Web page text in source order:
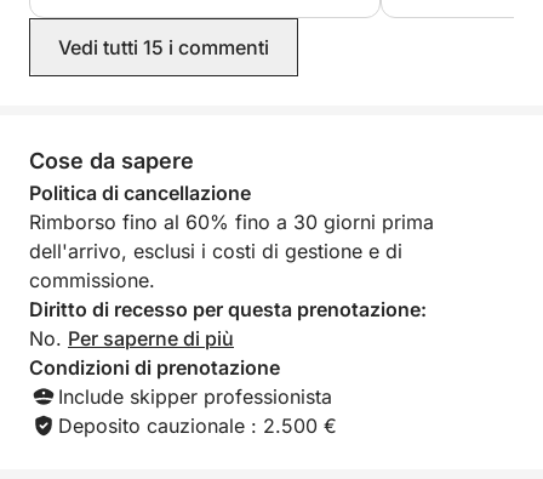
divertiti moltissimo! Mateo ed Enrico
sono stati bravissimi con i bambini. Tre
Vedi tutti 15 i commenti
Cose da sapere
Politica di cancellazione
Rimborso fino al 60% fino a 30 giorni prima
dell'arrivo, esclusi i costi di gestione e di
commissione.
Diritto di recesso per questa prenotazione:
No. Per saperne di più
Condizioni di prenotazione
Include skipper professionista
Deposito cauzionale : 2.500 €